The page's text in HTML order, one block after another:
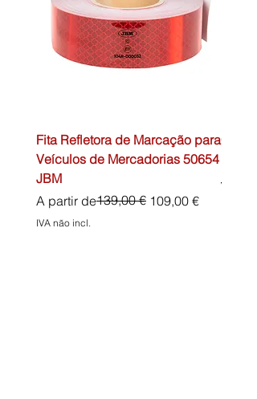
Fita Refletora de Marcação para
Veículos de Mercadorias 50654
JBM
A partir de
Preço normal139,00 € 109,00 €
Preço promocional
IVA não incl.
Preço
45,00 €